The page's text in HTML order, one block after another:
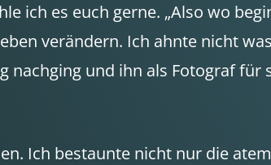
ich es euch gerne. „Also wo
verändern. Ich ahnte nicht
und ihn als Fotograf für
Ich bestaunte nicht nur die